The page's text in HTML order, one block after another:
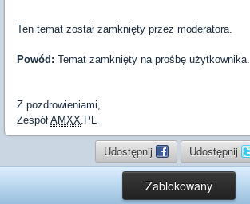
Ten temat został zamknięty przez moderatora.
Powód: Temat zamknięty na prośbę użytkownika.
Z pozdrowieniami,
Zespół AMXX.PL
Udostępnij Udostępnij
Zablokowany